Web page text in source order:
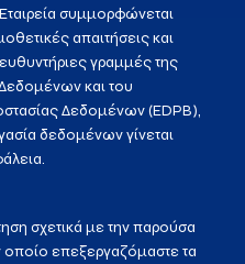
συμμορφώνεται
απαιτήσεις και
γραμμές της
και του
Δεδομένων (EDPB),
δεδομένων γίνεται
σχετικά με την παρούσα
οποίο επεξεργαζόμαστε τα